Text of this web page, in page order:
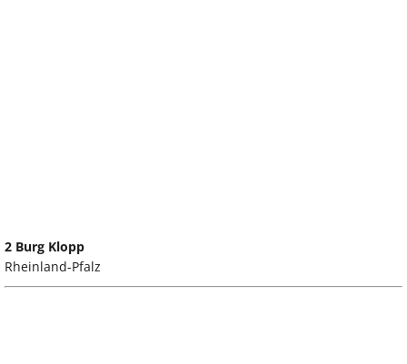
2 Burg Klopp
Rheinland-Pfalz